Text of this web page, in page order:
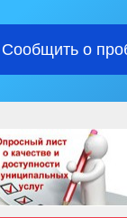
Сообщить о